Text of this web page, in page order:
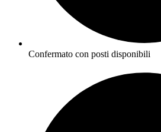
Confermato con posti disponibili